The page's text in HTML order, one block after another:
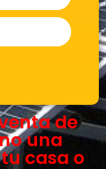
de
una
casa o